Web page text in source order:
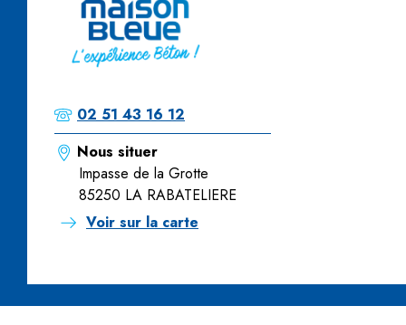
02 51 43 16 12
Nous situer
Impasse de la Grotte
85250 LA RABATELIERE
Voir sur la carte